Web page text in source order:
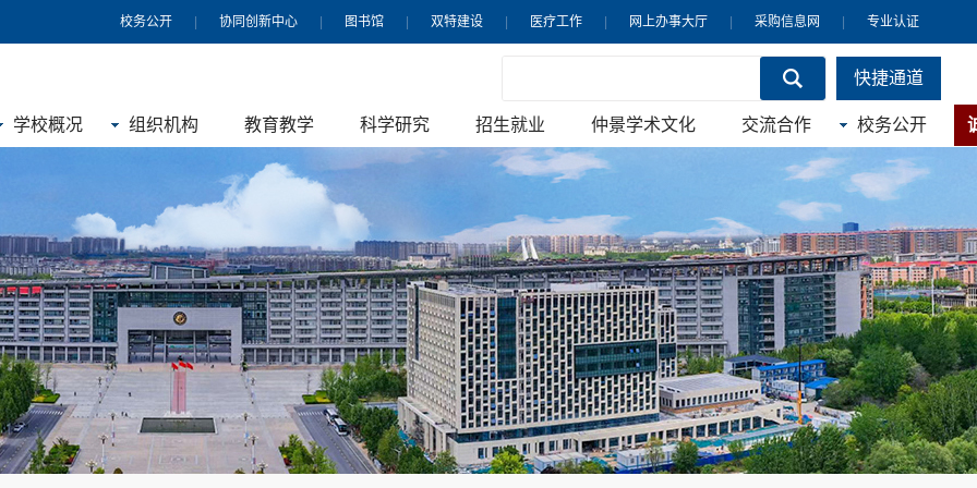
专业认证
采购信息网
网上办事大厅
医疗工作
双特建设
图书馆
协同创新中心
校务公开
快捷通道
学校概况 组织机构 教育教学 科学研究 招生就业 仲景学术文化 交流合作 校务公开